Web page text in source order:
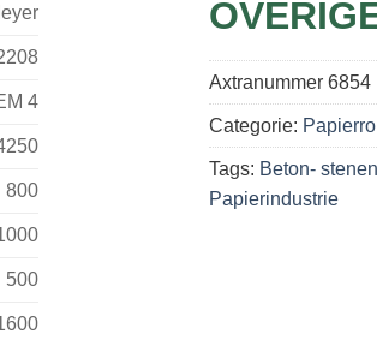
4
800
500
Axtranummer 6854
Categorie:
Tags: Beton-
Papierindustrie